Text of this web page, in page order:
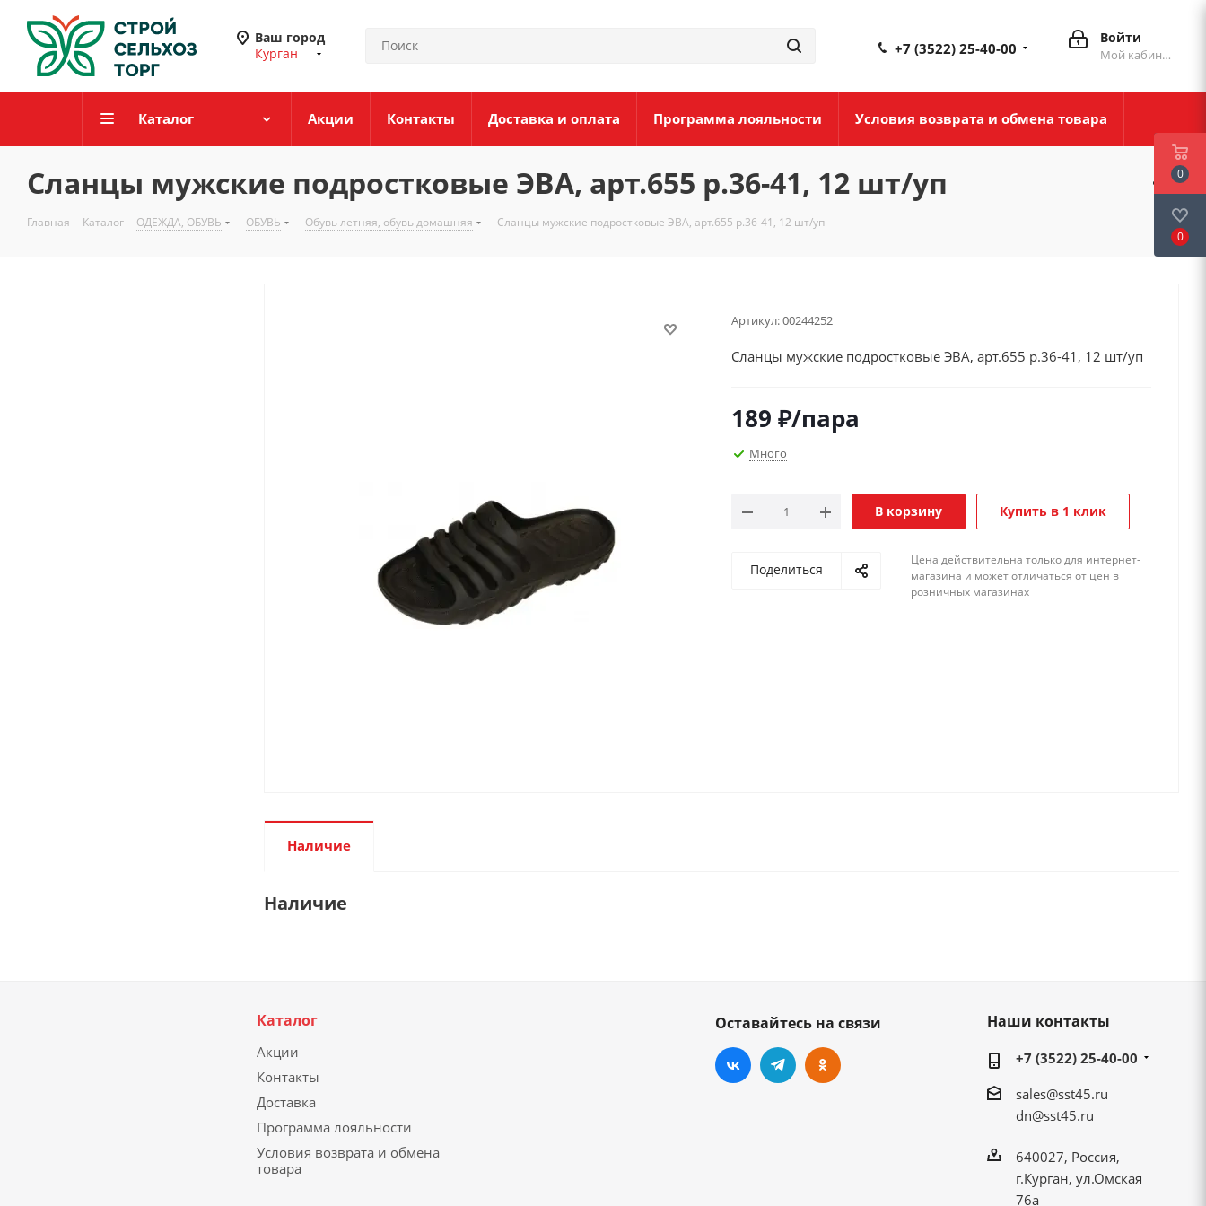
Ваш город
Курган
Войти
Мой кабинет
+7 (3522) 25-40-00
Каталог Акции Контакты Доставка и оплата Программа лояльности Условия возврата и обмена товара
Сланцы мужские подростковые ЭВА, арт.655 р.36-41, 12 шт/уп
Главная - Каталог - ОДЕЖДА, ОБУВЬ - ОБУВЬ - Обувь летняя, обувь домашняя - Сланцы мужские подростковые ЭВА, арт.655 р.36-41, 12 шт/уп
Артикул:00244252
Сланцы мужские подростковые ЭВА, арт.655 р.36-41, 12 шт/уп
189 ₽/пара
Много
В корзину Купить в 1 клик
Поделиться
Цена действительна только для интернет-
магазина и может отличаться от цен в
розничных магазинах
Наличие
Наличие
Каталог
Акции
Контакты
Доставка
Программа лояльности
Условия возврата и обмена
товара
Оставайтесь на связи Наши контакты
+7 (3522) 25-40-00
sales@sst45.ru
dn@sst45.ru
640027, Россия,
г.Курган, ул.Омская
76а
0
0